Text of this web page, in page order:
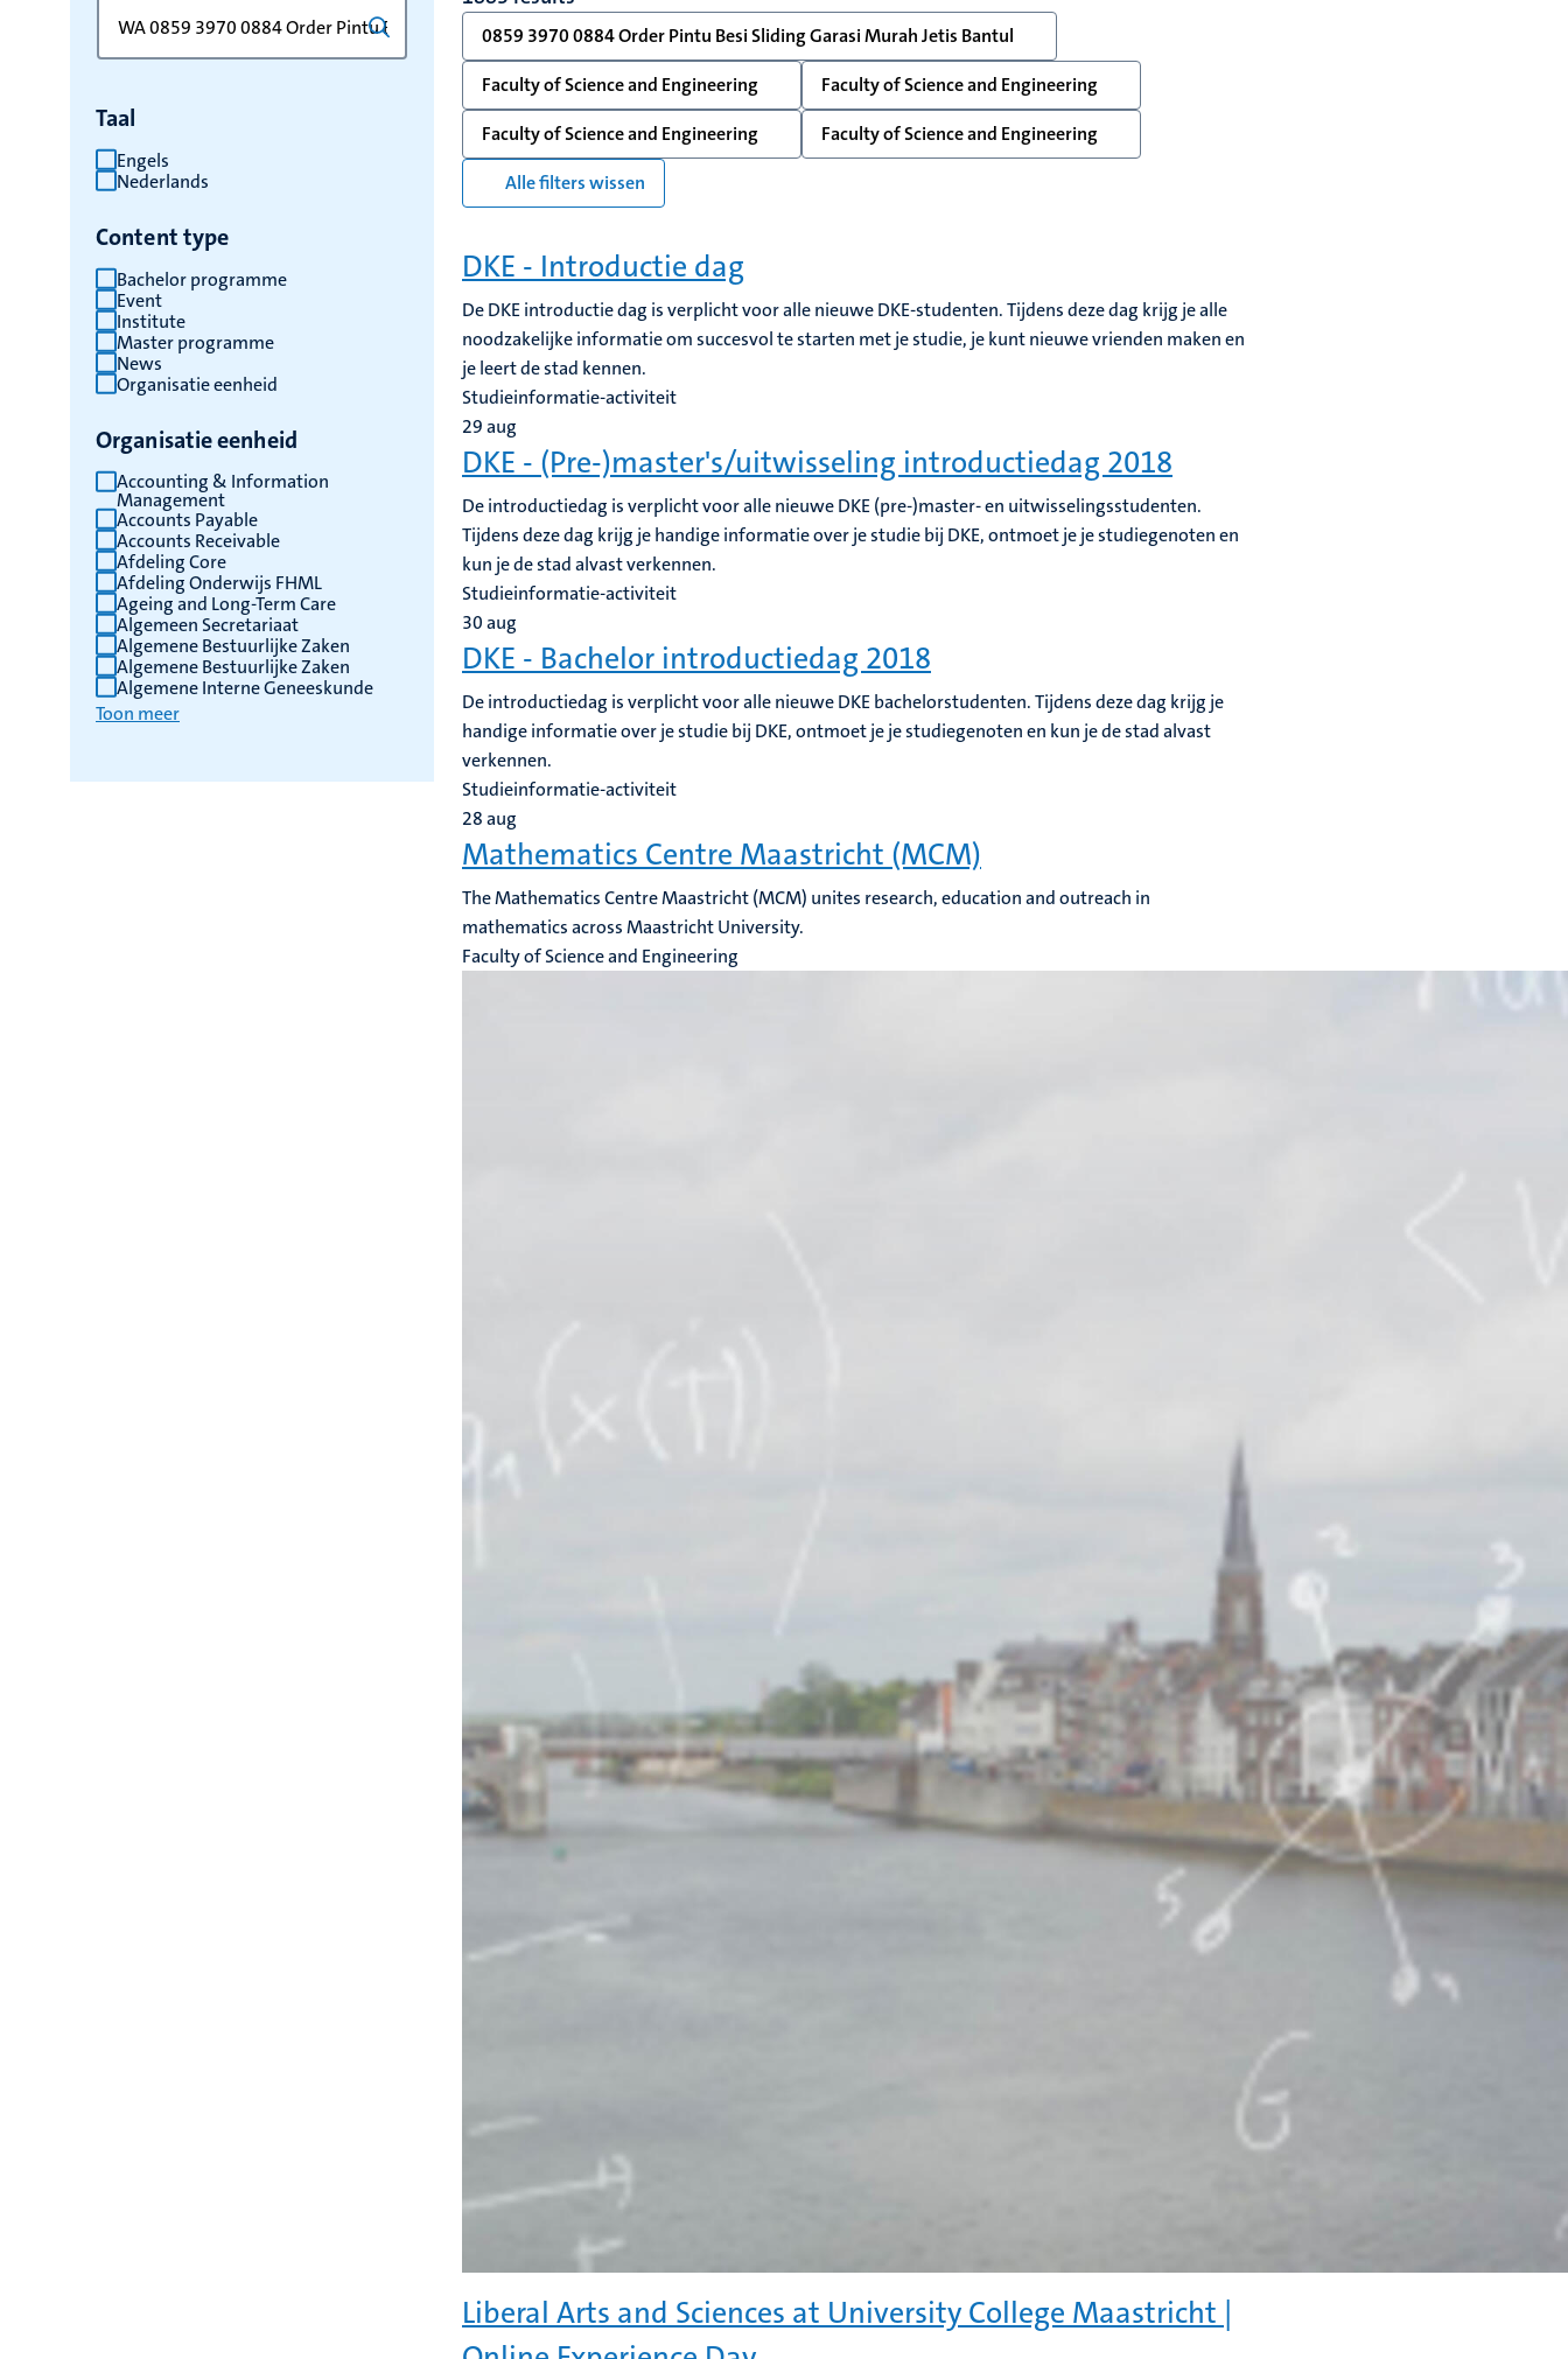
trefwoord
trefwoord
resultaten
vernieuwen
Taal
Engels
Nederlands
Content type
Bachelor programme
Event
Institute
Master programme
News
Organisatie eenheid
Organisatie eenheid
Accounting & Information
Management
Accounts Payable
Accounts Receivable
Afdeling Core
Afdeling Onderwijs FHML
Ageing and Long-Term Care
Algemeen Secretariaat
Algemene Bestuurlijke Zaken
Algemene Bestuurlijke Zaken
Algemene Interne Geneeskunde
Toon meer
0859 3970 0884 Order Pintu Besi Sliding Garasi Murah Jetis Bantul
Faculty of Science and Engineering
Faculty of Science and Engineering
Faculty of Science and Engineering
Faculty of Science and Engineering
Alle filters wissen
DKE - Introductie dag
De DKE introductie dag is verplicht voor alle nieuwe DKE-studenten. Tijdens deze dag krijg je alle
noodzakelijke informatie om succesvol te starten met je studie, je kunt nieuwe vrienden maken en
je leert de stad kennen.
Studieinformatie-activiteit
29aug
DKE - (Pre-)master's/uitwisseling introductiedag 2018
De introductiedag is verplicht voor alle nieuwe DKE (pre-)master- en uitwisselingsstudenten.
Tijdens deze dag krijg je handige informatie over je studie bij DKE, ontmoet je je studiegenoten en
kun je de stad alvast verkennen.
Studieinformatie-activiteit
30aug
DKE - Bachelor introductiedag 2018
De introductiedag is verplicht voor alle nieuwe DKE bachelorstudenten. Tijdens deze dag krijg je
handige informatie over je studie bij DKE, ontmoet je je studiegenoten en kun je de stad alvast
verkennen.
Studieinformatie-activiteit
28aug
Mathematics Centre Maastricht (MCM)
The Mathematics Centre Maastricht (MCM) unites research, education and outreach in
mathematics across Maastricht University.
Faculty of Science and Engineering
Liberal Arts and Sciences at University College Maastricht |